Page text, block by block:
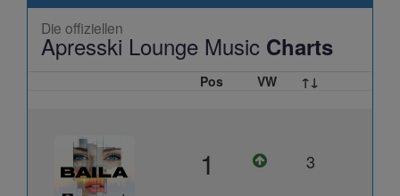
Die offiziellen
Apresski Lounge Music Charts
Pos VW ↑↓
1 3